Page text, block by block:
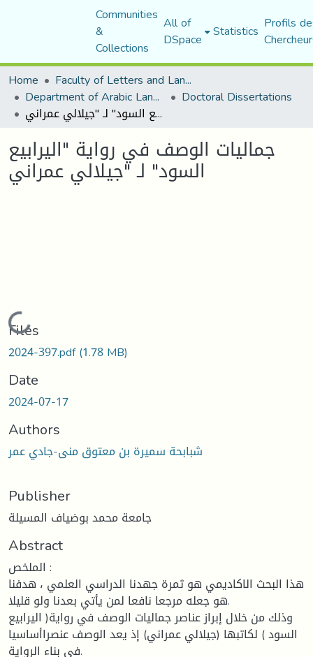
Communities
&
Collections
All of
DSpace Statistics Profils
Home
Faculty of Letters and Languages
Department of Arabic Language and Literature Doctoral Dissertations
جماليات الوصف في رواية "اليرابيع السود" لـ "جيلالي عمراني
جماليات الوصف في رواية "اليرابيع
السود" لـ "جيلالي عمراني
Loading...
Files
2024-397.pdf(1.78 MB)
Date
2024-07-17
Authors
شبابحة سميرة بن معتوق منى-جادي عمر
Publisher
جامعة محمد بوضياف المسيلة
Abstract
الملخص :
هذا البحث الاكاديمي هو ثمرة جهدنا الدراسي العلمي ، هدفنا
هو جعله مرجعا نافعا لمن يأتي بعدنا ولو قليلا.
وذلك من خلال إبراز عناصر جماليات الوصف في رواية( اليرابيع
السود ) لكاتبها (جيلالي عمراني) إذ يعد الوصف عنصراأساسيا
في بناء الرواية.